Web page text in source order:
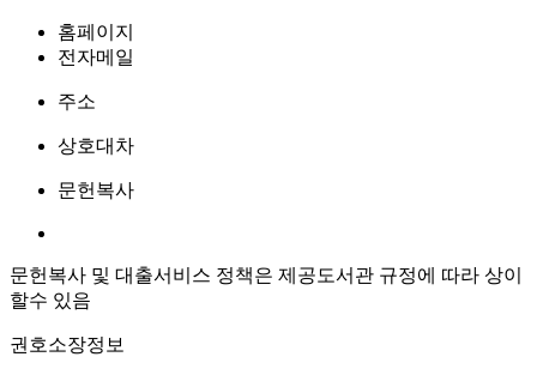
홈페이지
전자메일
주소
상호대차
문헌복사
문헌복사 및 대출서비스 정책은 제공도서관 규정에 따라 상이
할수 있음
권호소장정보